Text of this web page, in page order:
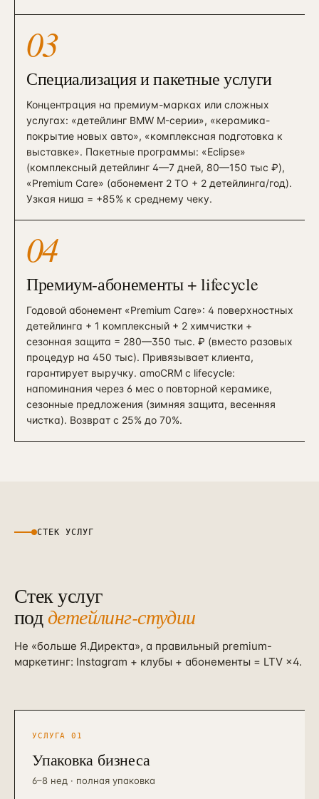
03
Специализация и пакетные услуги
Концентрация на премиум-марках или сложных
услугах: «детейлинг BMW M-серии», «керамика-
покрытие новых авто», «комплексная подготовка к
выставке». Пакетные программы: «Eclipse»
(комплексный детейлинг 4—7 дней, 80—150 тыс ₽),
«Premium Care» (абонемент 2 ТО + 2 детейлинга/год).
Узкая ниша = +85% к среднему чеку.
04
Премиум-абонементы + lifecycle
Годовой абонемент «Premium Care»: 4 поверхностных
детейлинга + 1 комплексный + 2 химчистки +
сезонная защита = 280—350 тыс. ₽ (вместо разовых
процедур на 450 тыс). Привязывает клиента,
гарантирует выручку. amoCRM с lifecycle:
напоминания через 6 мес о повторной керамике,
сезонные предложения (зимняя защита, весенняя
чистка). Возврат с 25% до 70%.
СТЕК УСЛУГ
Стек услуг
поддетейлинг-студии
Не «больше Я.Директа», а правильный premium-
маркетинг: Instagram + клубы + абонементы = LTV ×4.
УСЛУГА01
Упаковка бизнеса
6–8 нед · полная упаковка